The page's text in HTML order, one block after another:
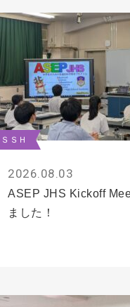
ＳＳＨ
2026.08.03
ASEP JHS Kickoff
ました！